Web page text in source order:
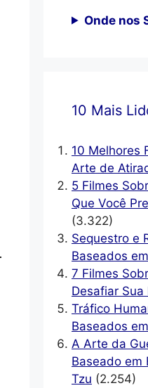
Onde nos
10 Mais
10 Melhores
Arte de
5 Filmes
Que Você
(3.322)
Sequestro e
Baseados
7 Filmes
Desafiar Sua
Tráfico
Baseados
A Arte da
Baseado em
Tzu (2.254)